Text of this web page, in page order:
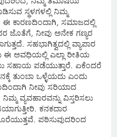
ಸ್ಥಳಗಳಲ್ಲಿ ನಿಮ್ಮ
ಈ ಕಾರಣದಿಂದಾಗಿ, ಸಮಾಜದಲ್ಲಿ
ಜೊತೆಗೆ, ನೀವು ಅನೇಕ ಗಣ್ಯರ
ಸಹಭಾಗಿತ್ವದಲ್ಲಿ ವ್ಯಾಪಾರ
ಈ ಅವಧಿಯಲ್ಲಿ ಎಲ್ಲಾ ರೀತಿಯ
ಸಹಾಯ ಪಡೆಯುತ್ತಾರೆ. ಏಕೆಂದರೆ
ತುಂಬಾ ಒಳ್ಳೆಯದು ಎಂದು
ನೀವು ಸರಿಯಾದ
ವ್ಯವಹಾರವನ್ನು ವಿಸ್ತರಿಸಲು
ಕನಕದಾರ
ಪಠಿಸುವುದರಿಂದ